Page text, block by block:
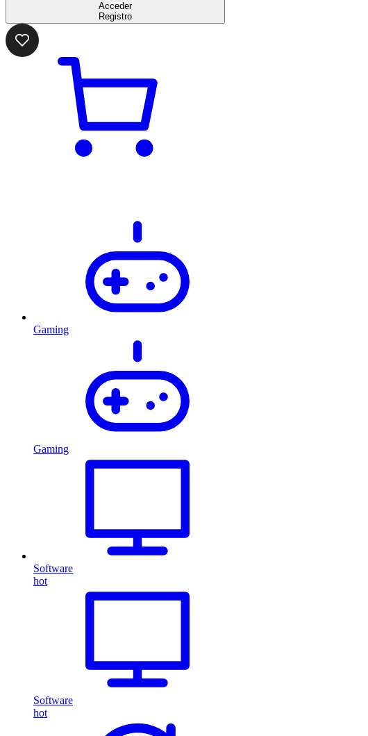
Acceder
Registro
Gaming
Gaming
Software
hot
Software
hot